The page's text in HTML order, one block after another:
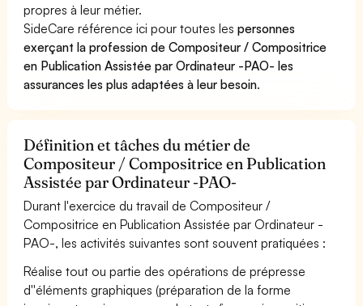
propres à leur métier.
SideCare référence ici pour toutes lespersonnes
exerçant la profession de Compositeur / Compositrice
en Publication Assistée par Ordinateur -PAO- les
assurances les plus adaptées à leur besoin.
Définition et tâches du métier de
Compositeur / Compositrice en Publication
Assistée par Ordinateur -PAO-
Durant l'exercice du travail de Compositeur /
Compositrice en Publication Assistée par Ordinateur -
PAO-, les activités suivantes sont souvent pratiquées :
Réalise tout ou partie des opérations de prépresse
d''éléments graphiques (préparation de la forme